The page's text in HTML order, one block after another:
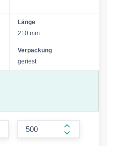
Länge
210 mm
Verpackung
geriest
form.increase-